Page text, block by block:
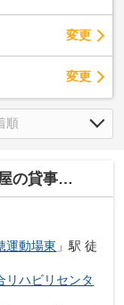
変更
変更
オフィス 】
運動場東 」駅 徒
リハビリセンタ